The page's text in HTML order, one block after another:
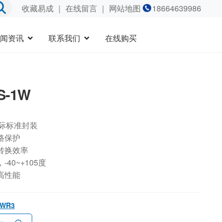
收藏易成｜ 在线留言｜ 网站地图 18664639986
资讯 联系我们 在线购买
1W
标准封装
保护
换效率
-40~+105度
性能